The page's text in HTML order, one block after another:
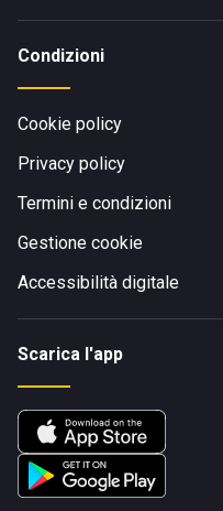
Condizioni
Cookie policy
Privacy policy
Termini e condizioni
Gestione cookie
Accessibilità digitale
Scarica l'app